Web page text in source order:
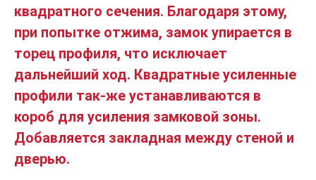
квадратного сечения. Благодаря этому,
при попытке отжима, замок упирается в
торец профиля, что исключает
дальнейший ход. Квадратные усиленные
профили так-же устанавливаются в
короб для усиления замковой зоны.
Добавляется закладная между стеной и
дверью.